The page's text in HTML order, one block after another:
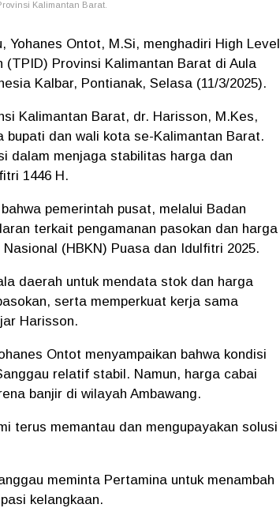
Kalimantan Barat.
Yohanes Ontot, M.Si, menghadiri High Level
Provinsi Kalimantan Barat di Aula
Kalbar, Pontianak, Selasa (11/3/2025).
Kalimantan Barat, dr. Harisson, M.Kes,
bupati dan wali kota se-Kalimantan Barat.
dalam menjaga stabilitas harga dan
1446 H.
pemerintah pusat, melalui Badan
terkait pengamanan pasokan dan harga
(HBKN) Puasa dan Idulfitri 2025.
daerah untuk mendata stok dan harga
serta memperkuat kerja sama
Harisson.
Ontot menyampaikan bahwa kondisi
relatif stabil. Namun, harga cabai
banjir di wilayah Ambawang.
terus memantau dan mengupayakan solusi
meminta Pertamina untuk menambah
kelangkaan.